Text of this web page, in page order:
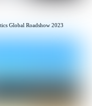
Global Roadshow 2023